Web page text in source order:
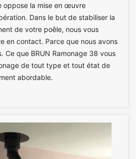
oppose la mise en œuvre
Dans le but de stabiliser la
de votre poêle, nous vous
en contact. Parce que nous avons
Ce que BRUN Ramonage 38 vous
de tout type et tout état de
abordable.